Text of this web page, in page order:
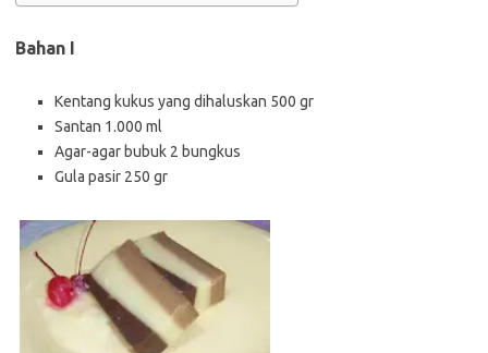
Bahan I
Kentang kukus yang dihaluskan 500 gr
Santan 1.000 ml
Agar-agar bubuk 2 bungkus
Gula pasir 250 gr